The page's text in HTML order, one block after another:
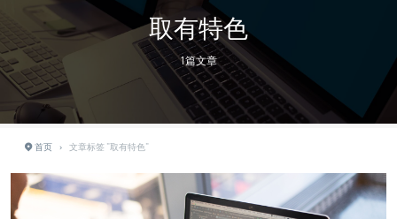
取有特色
1篇文章
首页 › 文章标签 "取有特色"